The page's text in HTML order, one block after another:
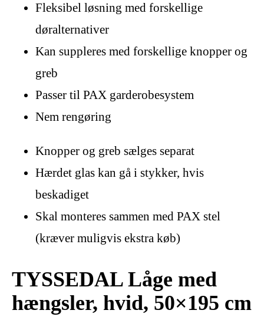
Fleksibel løsning med forskellige
døralternativer
Kan suppleres med forskellige knopper og
greb
Passer til PAX garderobesystem
Nem rengøring
Knopper og greb sælges separat
Hærdet glas kan gå i stykker, hvis
beskadiget
Skal monteres sammen med PAX stel
(kræver muligvis ekstra køb)
TYSSEDAL Låge med
hængsler, hvid, 50×195 cm